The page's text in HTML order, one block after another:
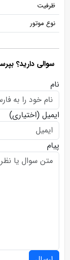
ظرفیت
نوع موتور
سوالی دارید؟
نام
ایمیل (اختیاری)
پیام